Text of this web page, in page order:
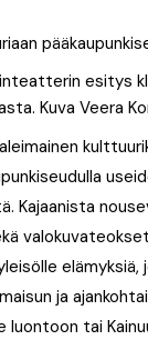
esitys
Kuva Veera
Kajaanista
ja
luontoon tai